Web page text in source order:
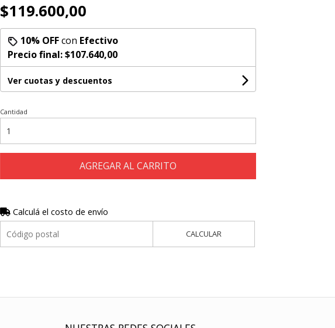
$119.600,00
10% OFFcon Efectivo
Precio final:$107.640,00
Ver cuotas y descuentos
Cantidad
AGREGAR AL CARRITO
Calculá el costo de envío
CALCULAR